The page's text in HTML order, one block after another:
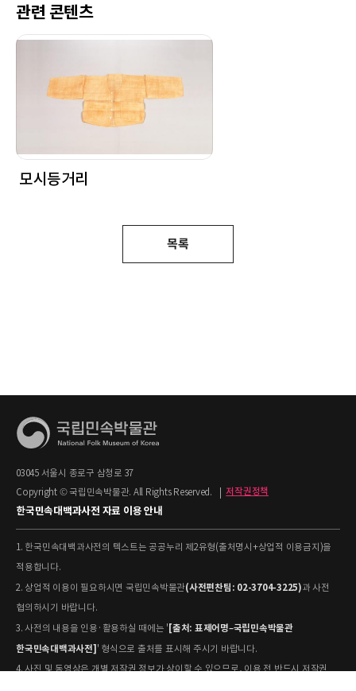
관련 콘텐츠
모시등거리
목록
03045 서울시 종로구 삼청로 37
Copyright © 국립민속박물관. All Rights Reserved.
저작권정책
한국민속대백과사전 자료 이용 안내
1. 한국민속대백과사전의 텍스트는 공공누리 제2유형(출처명시+상업적 이용금지)을
적용합니다.
2. 상업적 이용이 필요하시면 국립민속박물관(사전편찬팀: 02-3704-3225)과 사전
협의하시기 바랍니다.
3. 사전의 내용을 인용·활용하실 때에는 '[출처: 표제어명–국립민속박물관
한국민속대백과사전]' 형식으로 출처를 표시해 주시기 바랍니다.
4. 사진 및 동영상은 개별 저작권 정보가 상이할 수 있으므로, 이용 전 반드시 저작권